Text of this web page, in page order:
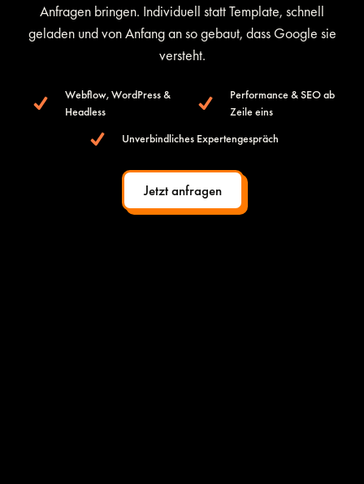
Anfragen bringen. Individuell statt Template, schnell
geladen und von Anfang an so gebaut, dass Google sie
versteht.
Webflow, WordPress &
Headless
Performance & SEO ab
Zeile eins
Unverbindliches Expertengespräch
Jetzt anfragen